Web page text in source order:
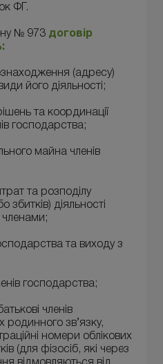
ФГ.
№ 973 договір
(адресу)
його діяльності;
та координації
господарства;
майна членів
та розподілу
збитків) діяльності
членами;
та виходу з
господарства;
членів
родинного зв’язку,
номери облікових
(для фізосіб, які через